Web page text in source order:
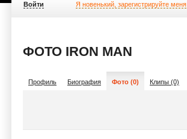
Войти Я новенький, зарегистрируйте меня
ФОТО IRON MAN
Профиль Биография Фото (0) Клипы (0)